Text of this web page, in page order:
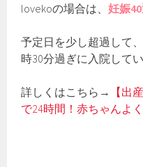
lovekoの場合は、妊娠
予定日を少し超過して
時30分過ぎに入院してい
詳しくはこちら→
【出
で24時間！赤ちゃんよ